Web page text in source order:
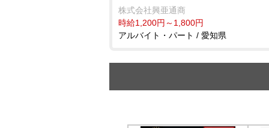
株式会社興亜通商
時給1,200円～1,800円
アルバイト・パート / 愛知県